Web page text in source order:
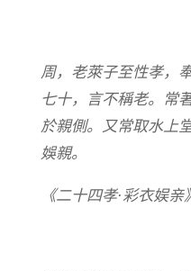
周， 老萊子至性孝，
七十， 言不稱老。常
於親側。又常取水上
娛親。
《二十四孝·彩衣娱亲